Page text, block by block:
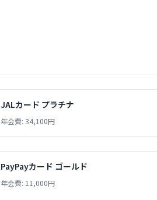
JALカード プラチナ
年会費: 34,100円
PayPayカード ゴールド
年会費: 11,000円